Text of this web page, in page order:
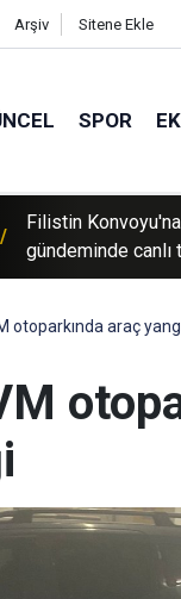
Arşiv Sitene Ekle
SPOR
Türk Standardları
otoparkında araç